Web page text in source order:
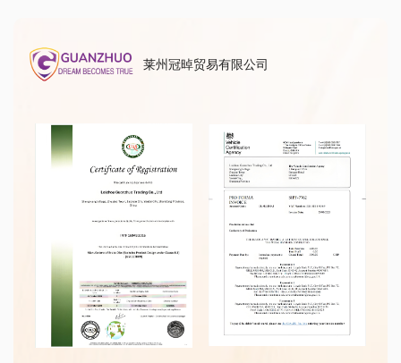
莱州冠晫贸易有限公司